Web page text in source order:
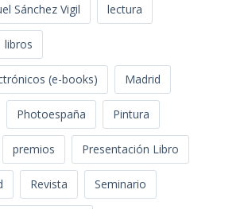
Sánchez Vigil lectura
libros
(e-books) Madrid
Photoespaña Pintura
premios Presentación Libro
Revista Seminario